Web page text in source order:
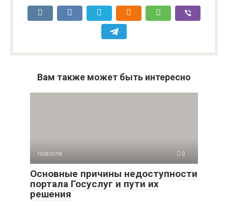
Вам также может быть интересно
Новости 0
Основные причины недоступности
портала Госуслуг и пути их
решения